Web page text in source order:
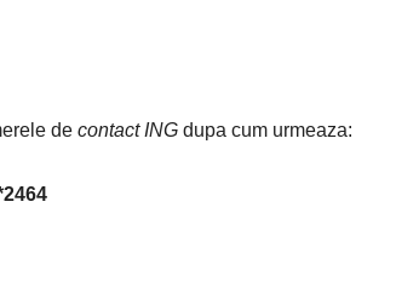
de contact ING dupa cum urmeaza: